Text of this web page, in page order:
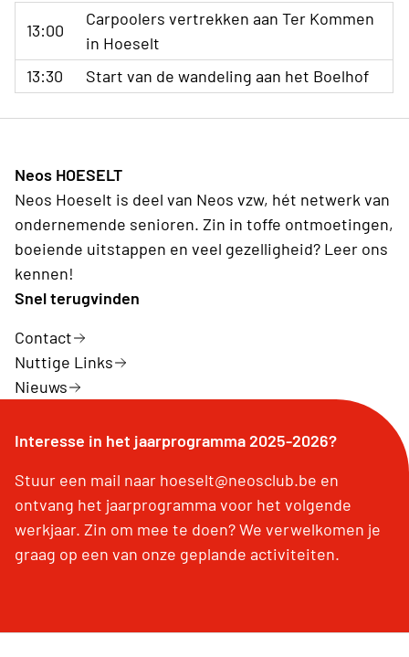
13:00
Carpoolers vertrekken aan Ter Kommen
in Hoeselt
13:30
Start van de wandeling aan het Boelhof
Neos HOESELT
Neos Hoeselt is deel van Neos vzw, hét netwerk van
ondernemende senioren. Zin in toffe ontmoetingen,
boeiende uitstappen en veel gezelligheid? Leer ons
kennen!
Snel terugvinden
Contact
Nuttige Links
Nieuws
Interesse in het jaarprogramma 2025-2026?
Stuur een mail naar hoeselt@neosclub.be en
ontvang het jaarprogramma voor het volgende
werkjaar. Zin om mee te doen? We verwelkomen je
graag op een van onze geplande activiteiten.